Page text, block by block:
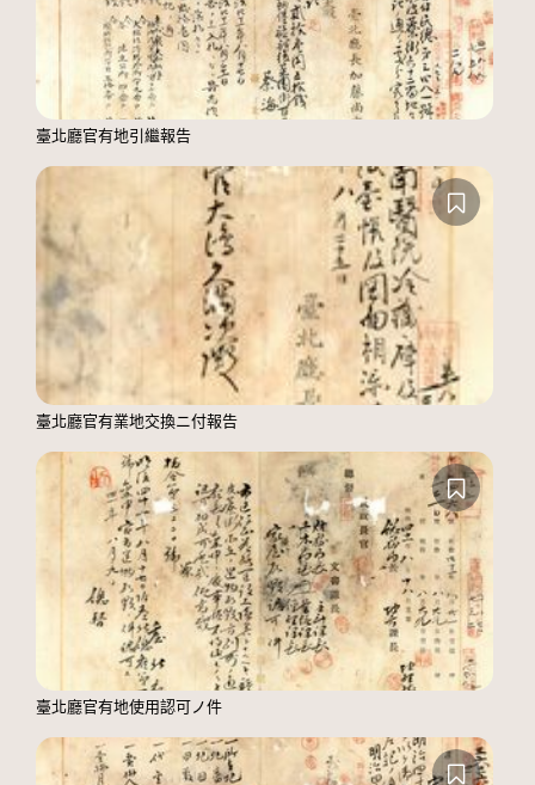
臺北廳官有地引繼報告
臺北廳官有業地交換ニ付報告
臺北廳官有地使用認可ノ件